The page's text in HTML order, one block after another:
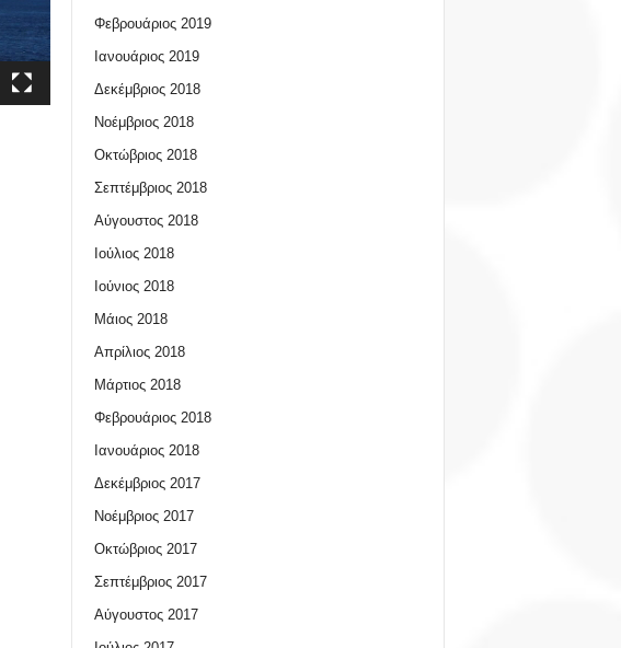
Φεβρουάριος 2019
Ιανουάριος 2019
Δεκέμβριος 2018
Νοέμβριος 2018
Οκτώβριος 2018
Σεπτέμβριος 2018
Αύγουστος 2018
Ιούλιος 2018
Ιούνιος 2018
Μάιος 2018
Απρίλιος 2018
Μάρτιος 2018
Φεβρουάριος 2018
Ιανουάριος 2018
Δεκέμβριος 2017
Νοέμβριος 2017
Οκτώβριος 2017
Σεπτέμβριος 2017
Αύγουστος 2017